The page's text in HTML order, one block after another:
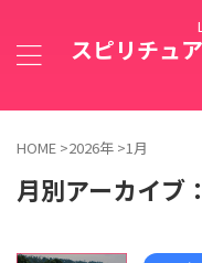
スピリチュ
HOME >2026年 >1月
月別アーカイブ